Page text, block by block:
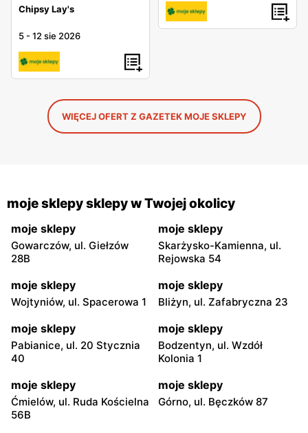
Chipsy Lay's
5 -12 sie 2026
WIĘCEJ OFERT Z GAZETEK MOJE SKLEPY
moje sklepy sklepy w Twojej okolicy
moje sklepy
Gowarczów, ul. Giełzów
28B
moje sklepy
Skarżysko-Kamienna, ul.
Rejowska 54
moje sklepy
Wojtyniów, ul. Spacerowa 1
moje sklepy
Bliżyn, ul. Zafabryczna 23
moje sklepy
Pabianice, ul. 20 Stycznia
40
moje sklepy
Bodzentyn, ul. Wzdół
Kolonia 1
moje sklepy
Ćmielów, ul. Ruda Kościelna
56B
moje sklepy
Górno, ul. Bęczków 87